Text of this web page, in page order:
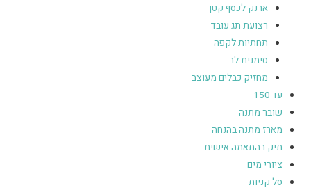
ארנק לכסף קטן
רצועת תג עובד
תחתיות לקפה
סימנית לב
מחזיק כבלים מעוצב
עד 150
שובר מתנה
מארז מתנה בהנחה
תיק בהתאמה אישית
ציורי מים
סל קניות